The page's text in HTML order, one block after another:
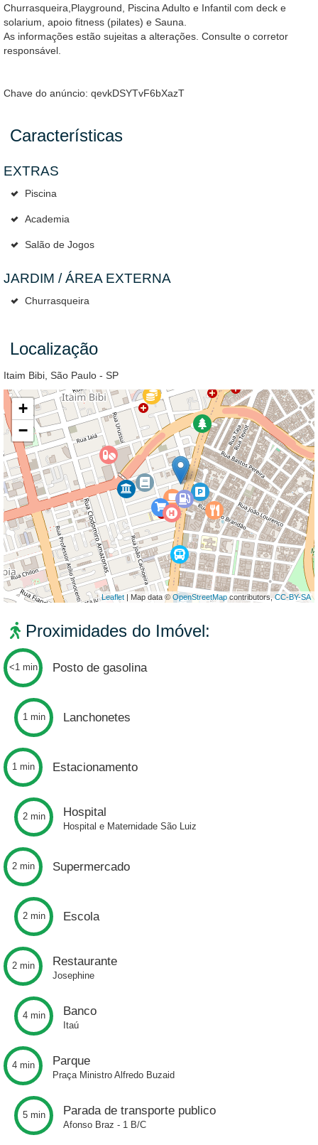
Churrasqueira,Playground, Piscina Adulto e Infantil com deck e
solarium, apoio fitness (pilates) e Sauna.
As informações estão sujeitas a alterações. Consulte o corretor
responsável.
Chave do anúncio: qevkDSYTvF6bXazT
Características
EXTRAS
Piscina
Academia
Salão de Jogos
JARDIM / ÁREA EXTERNA
Churrasqueira
Localização
Itaim Bibi, São Paulo - SP
+
−
Leaflet | Map data © OpenStreetMap contributors,CC-BY-SA
Proximidades do Imóvel:
<1 min Posto de gasolina
1 min Lanchonetes
1 min Estacionamento
2 min Hospital
Hospital e Maternidade São Luiz
2 min Supermercado
2 min Escola
2 min Restaurante
Josephine
4 min Banco
Itaú
4 min Parque
Praça Ministro Alfredo Buzaid
5 min Parada de transporte publico
Afonso Braz - 1 B/C